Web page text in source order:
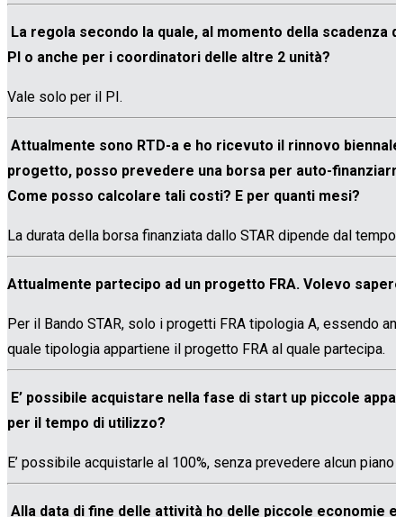
La regola secondo la quale, al momento della
PI o anche per i coordinatori delle altre 2 unità?
Vale solo per il PI.
Attualmente sono RTD-a e ho ricevuto il rinnovo
progetto, posso prevedere una borsa per auto-
Come posso calcolare tali costi? E per quanti mesi?
La durata della borsa finanziata dallo STAR dipende dal
Attualmente partecipo ad un progetto FRA. Volevo
Per il Bando STAR, solo i progetti FRA tipologia A, essendo
quale tipologia appartiene il progetto FRA al quale partecipa.
E’ possibile acquistare nella fase di start up piccole
per il tempo di utilizzo?
E’ possibile acquistarle al 100%, senza prevedere alcun
Alla data di fine delle attività ho delle piccole